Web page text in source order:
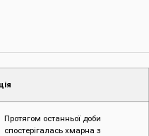
Протягом останньої доби
спостерігалась хмарна з